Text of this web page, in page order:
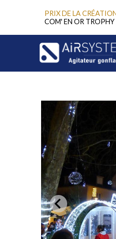
PRIX DE LA
COM' EN OR TROPHY